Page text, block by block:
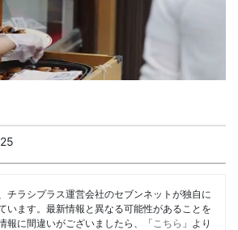
チラシプラス運営会社のセブンネットが独自に
います。最新情報と異なる可能性があることを
報に間違いがございましたら、「 こちら 」より